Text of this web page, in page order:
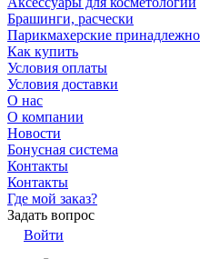
Брашинги, расчески
Парикмахерские
Как купить
Условия оплаты
Условия доставки
О нас
О компании
Новости
Бонусная система
Контакты
Контакты
Где мой заказ?
Задать вопрос
Войти